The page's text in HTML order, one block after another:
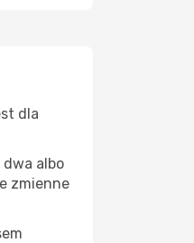
dla
albo
zmienne